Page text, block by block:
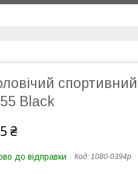
Black
₴
до відправки Код: 1080-0394р